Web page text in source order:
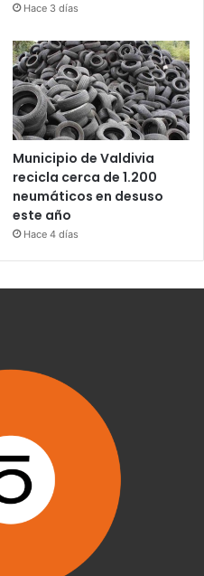
Hace 3 días
Municipio de Valdivia
recicla cerca de 1.200
neumáticos en desuso
este año
Hace 4 días